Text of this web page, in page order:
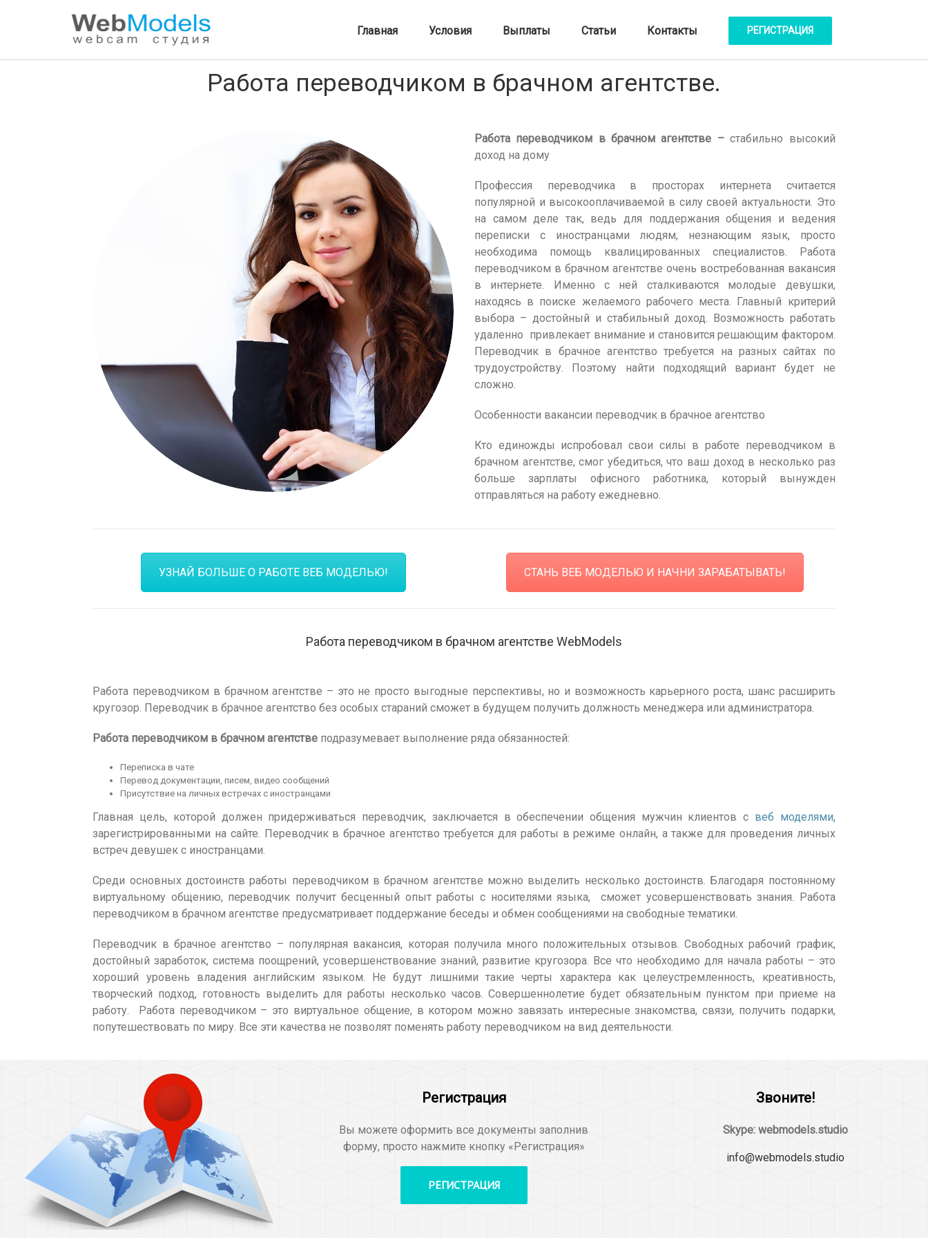
Главная Условия Выплаты Статьи Контакты РЕГИСТРАЦИЯ
Работа переводчиком в брачном агентстве. Home Без категории / Работа переводчиком в брачном агентстве.
Работа переводчиком в брачном агентстве.
Работа переводчиком в брачном агентстве –стабильно высокий
доход на дому
Профессия переводчика в просторах интернета считается
популярной и высокооплачиваемой в силу своей актуальности. Это
на самом деле так, ведь для поддержания общения и ведения
переписки с иностранцами людям, незнающим язык, просто
необходима помощь квалицированных специалистов. Работа
переводчиком в брачном агентстве очень востребованная вакансия
в интернете. Именно с ней сталкиваются молодые девушки,
находясь в поиске желаемого рабочего места. Главный критерий
выбора – достойный и стабильный доход. Возможность работать
удаленно привлекает внимание и становится решающим фактором.
Переводчик в брачное агентство требуется на разных сайтах по
трудоустройству. Поэтому найти подходящий вариант будет не
сложно.
Особенности вакансии переводчик в брачное агентство
Кто единожды испробовал свои силы в работе переводчиком в
брачном агентстве, смог убедиться, что ваш доход в несколько раз
больше зарплаты офисного работника, который вынужден
отправляться на работу ежедневно.
УЗНАЙ БОЛЬШЕ О РАБОТЕ ВЕБ МОДЕЛЬЮ! СТАНЬ ВЕБ МОДЕЛЬЮ И НАЧНИ ЗАРАБАТЫВАТЬ!
Работа переводчиком в брачном агентстве WebModels
Работа переводчиком в брачном агентстве – это не просто выгодные перспективы, но и возможность карьерного роста, шанс расширить
кругозор. Переводчик в брачное агентство без особых стараний сможет в будущем получить должность менеджера или администратора.
Работа переводчиком в брачном агентстве подразумевает выполнение ряда обязанностей:
Переписка в чате
Перевод документации, писем, видео сообщений
Присутствие на личных встречах с иностранцами
Главная цель, которой должен придерживаться переводчик, заключается в обеспечении общения мужчин клиентов с веб моделями,
зарегистрированными на сайте. Переводчик в брачное агентство требуется для работы в режиме онлайн, а также для проведения личных
встреч девушек с иностранцами.
Среди основных достоинств работы переводчиком в брачном агентстве можно выделить несколько достоинств. Благодаря постоянному
виртуальному общению, переводчик получит бесценный опыт работы с носителями языка, сможет усовершенствовать знания. Работа
переводчиком в брачном агентстве предусматривает поддержание беседы и обмен сообщениями на свободные тематики.
Переводчик в брачное агентство – популярная вакансия, которая получила много положительных отзывов. Свободных рабочий график,
достойный заработок, система поощрений, усовершенствование знаний, развитие кругозора. Все что необходимо для начала работы – это
хороший уровень владения английским языком. Не будут лишними такие черты характера как целеустремленность, креативность,
творческий подход, готовность выделить для работы несколько часов. Совершеннолетие будет обязательным пунктом при приеме на
работу. Работа переводчиком – это виртуальное общение, в котором можно завязать интересные знакомства, связи, получить подарки,
попутешествовать по миру. Все эти качества не позволят поменять работу переводчиком на вид деятельности.
Регистрация
Вы можете оформить все документы заполнив
форму, просто нажмите кнопку «Регистрация»
РЕГИСТРАЦИЯ
Звоните!
Skype: webmodels.studio
info@webmodels.studio